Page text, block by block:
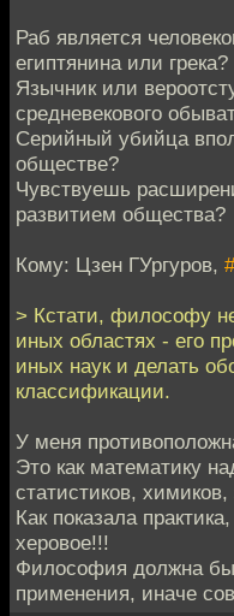
Раб является
египтянина или грека?
Язычник или
средневекового
Серийный убийца
обществе?
Чувствуешь
развитием общества?
Кому: Цзен ГУргуров,
> Кстати, философу
иных областях - его
иных наук и делать
классификации.
У меня
Это как математику
статистиков,
Как показала
херовое!!!
Философия должна
применения, иначе